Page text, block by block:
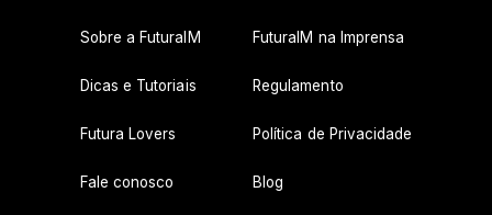
Sobre a FuturaIM FuturaIM na Imprensa
Dicas e Tutoriais Regulamento
Futura Lovers Política de Privacidade
Fale conosco Blog